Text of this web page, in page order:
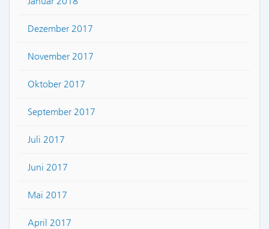
Dezember 2017
November 2017
Oktober 2017
September 2017
Juli 2017
Juni 2017
Mai 2017
April 2017